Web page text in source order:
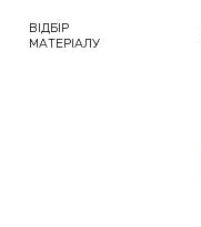
ВІДБІР
МАТЕРІАЛУ